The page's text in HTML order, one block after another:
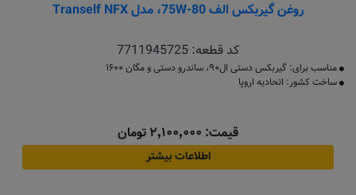
روغن گیربکس الف 75W-80، مدل Tranself NFX
کد قطعه: 7711945725
مناسب برای: گیربکس دستی ال۹۰، ساندرو دستی و مگان ۱۶۰۰
ساخت کشور: اتحادیه اروپا
قیمت: ۲٬۱۰۰٬۰۰۰ تومان
اطلاعات بیشتر